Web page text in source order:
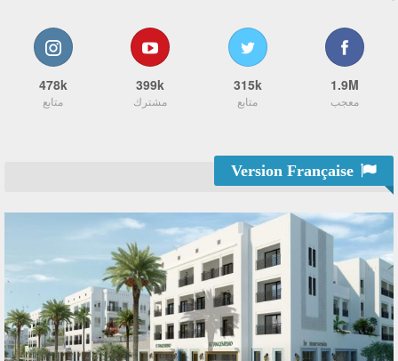
1.9M
معجب
315k
متابع
399k
مشترك
478k
متابع